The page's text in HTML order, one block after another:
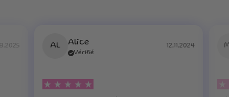
AL Alice
Vérifié
12.11.2024